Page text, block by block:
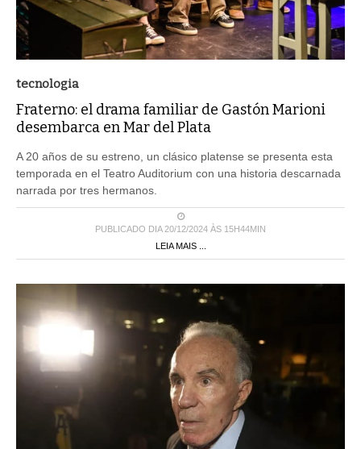
tecnologia
Fraterno: el drama familiar de Gastón Marioni
desembarca en Mar del Plata
A 20 años de su estreno, un clásico platense se presenta esta
temporada en el Teatro Auditorium con una historia descarnada
narrada por tres hermanos.
PUBLICADO DIA 20/12/2024 ÀS 15H44MIN
LEIA MAIS ...